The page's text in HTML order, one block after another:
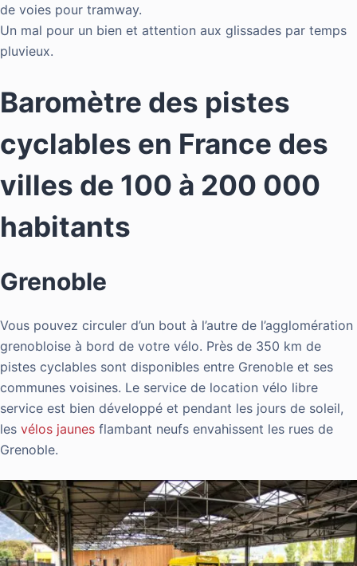
de voies pour tramway.
Un mal pour un bien et attention aux glissades par temps
pluvieux.
Baromètre des pistes
cyclables en France des
villes de 100 à 200 000
habitants
Grenoble
Vous pouvez circuler d’un bout à l’autre de l’agglomération
grenobloise à bord de votre vélo. Près de 350 km de
pistes cyclables sont disponibles entre Grenoble et ses
communes voisines. Le service de location vélo libre
service est bien développé et pendant les jours de soleil,
les vélos jaunes flambant neufs envahissent les rues de
Grenoble.